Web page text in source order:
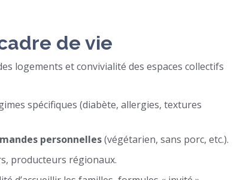
de vie
logements et convivialité des espaces collectifs
spécifiques (diabète, allergies, textures
personnelles(végétarien, sans porc, etc.).
producteurs régionaux.